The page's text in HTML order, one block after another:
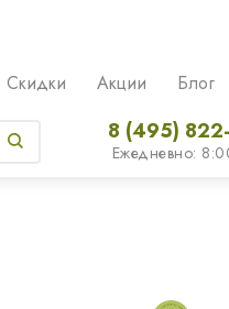
Скидки Акции Блог
8 (495)
Ежедневно: